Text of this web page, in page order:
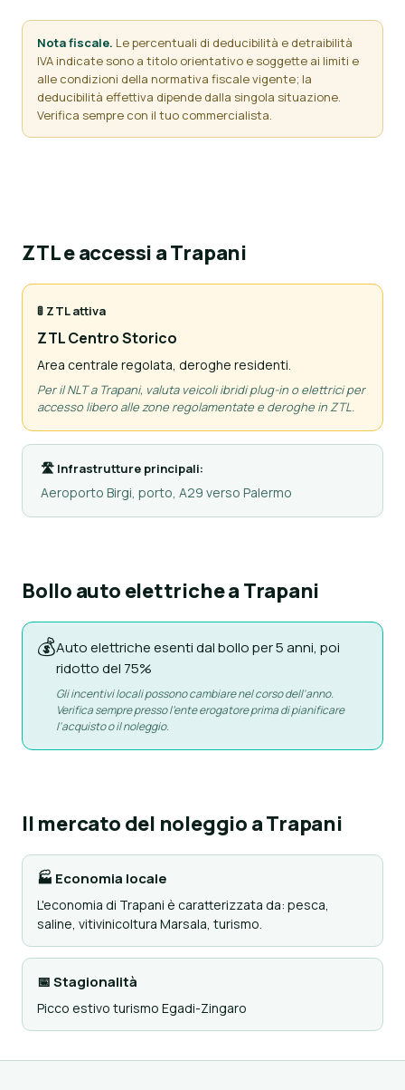
Nota fiscale. Le percentuali di deducibilità e detraibilità
IVA indicate sono a titolo orientativo e soggette ai limiti e
alle condizioni della normativa fiscale vigente; la
deducibilità effettiva dipende dalla singola situazione.
Verifica sempre con il tuo commercialista.
ZTL e accessi a Trapani
🚦 ZTL attiva
ZTL Centro Storico
Area centrale regolata, deroghe residenti.
Per il NLT a Trapani, valuta veicoli ibridi plug-in o elettrici per
accesso libero alle zone regolamentate e deroghe in ZTL.
🛣 Infrastrutture principali:
Aeroporto Birgi, porto, A29 verso Palermo
Bollo auto elettriche a Trapani
💰Auto elettriche esenti dal bollo per 5 anni, poi
ridotto del 75%
Gli incentivi locali possono cambiare nel corso dell'anno.
Verifica sempre presso l'ente erogatore prima di pianificare
l'acquisto o il noleggio.
Il mercato del noleggio a Trapani
🏭 Economia locale
L'economia di Trapani è caratterizzata da: pesca,
saline, vitivinicoltura Marsala, turismo.
📅 Stagionalità
Picco estivo turismo Egadi-Zingaro